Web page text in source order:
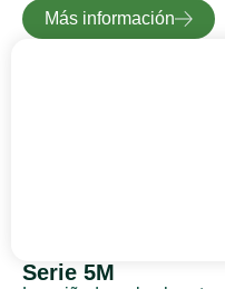
Más información
Serie 5M